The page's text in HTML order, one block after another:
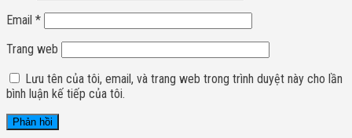
Email *
Trang web
Lưu tên của tôi, email, và trang web trong trình duyệt này cho lần
bình luận kế tiếp của tôi.